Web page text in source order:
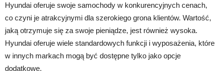
Hyundai oferuje swoje samochody w konkurencyjnych cenach,
co czyni je atrakcyjnymi dla szerokiego grona klientów. Wartość,
jaką otrzymuje się za swoje pieniądze, jest również wysoka.
Hyundai oferuje wiele standardowych funkcji i wyposażenia, które
w innych markach mogą być dostępne tylko jako opcje
dodatkowe.